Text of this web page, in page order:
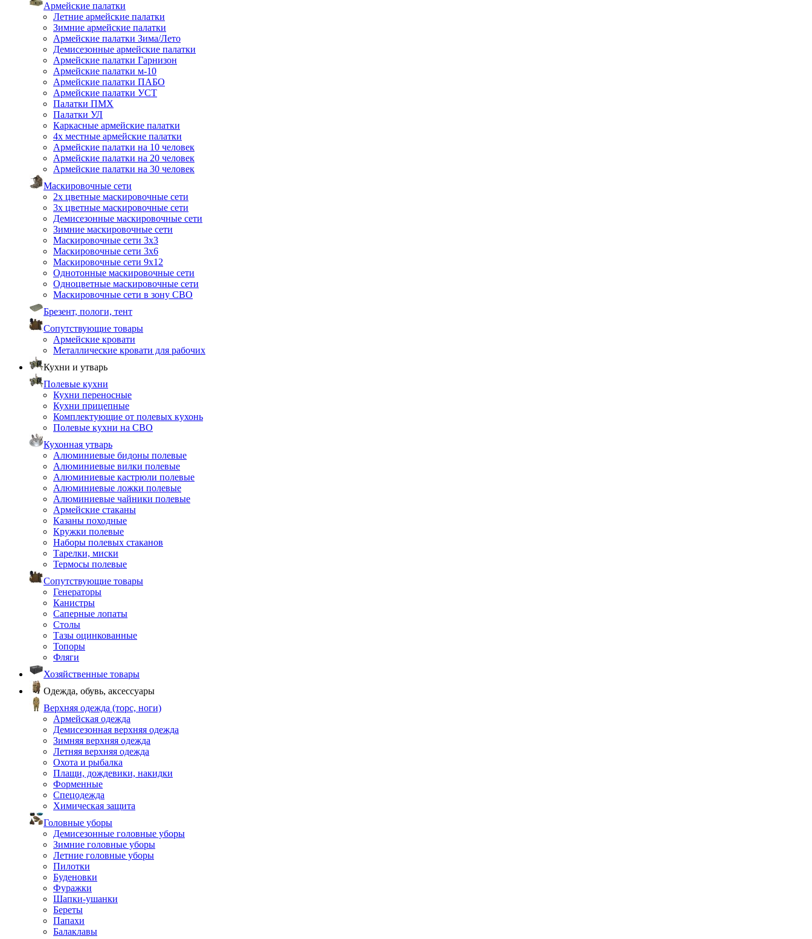
Армейские палатки
Летние армейские палатки
Зимние армейские палатки
Армейские палатки Зима/Лето
Демисезонные армейские палатки
Армейские палатки Гарнизон
Армейские палатки м-10
Армейские палатки ПАБО
Армейские палатки УСТ
Палатки ПМХ
Палатки УЛ
Каркасные армейские палатки
4х местные армейские палатки
Армейские палатки на 10 человек
Армейские палатки на 20 человек
Армейские палатки на 30 человек
Маскировочные сети
2х цветные маскировочные сети
3х цветные маскировочные сети
Демисезонные маскировочные сети
Зимние маскировочные сети
Маскировочные сети 3х3
Маскировочные сети 3х6
Маскировочные сети 9х12
Однотонные маскировочные сети
Одноцветные маскировочные сети
Маскировочные сети в зону СВО
Брезент, пологи, тент
Сопутствующие товары
Армейские кровати
Металлические кровати для рабочих
Кухни и утварь
Полевые кухни
Кухни переносные
Кухни прицепные
Комплектующие от полевых кухонь
Полевые кухни на СВО
Кухонная утварь
Алюминиевые бидоны полевые
Алюминиевые вилки полевые
Алюминиевые кастрюли полевые
Алюминиевые ложки полевые
Алюминиевые чайники полевые
Армейские стаканы
Казаны походные
Кружки полевые
Наборы полевых стаканов
Тарелки, миски
Термосы полевые
Сопутствующие товары
Генераторы
Канистры
Саперные лопаты
Столы
Тазы оцинкованные
Топоры
Фляги
Хозяйственные товары
Одежда, обувь, аксессуары
Верхняя одежда (торс, ноги)
Армейская одежда
Демисезонная верхняя одежда
Зимняя верхняя одежда
Летняя верхняя одежда
Охота и рыбалка
Плащи, дождевики, накидки
Форменные
Спецодежда
Химическая защита
Головные уборы
Демисезонные головные уборы
Зимние головные уборы
Летние головные уборы
Пилотки
Буденовки
Фуражки
Шапки-ушанки
Береты
Папахи
Балаклавы